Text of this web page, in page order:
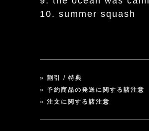
10. summer squash
» 割引 / 特典
» 予約商品の発送に関する諸注意
» 注文に関する諸注意